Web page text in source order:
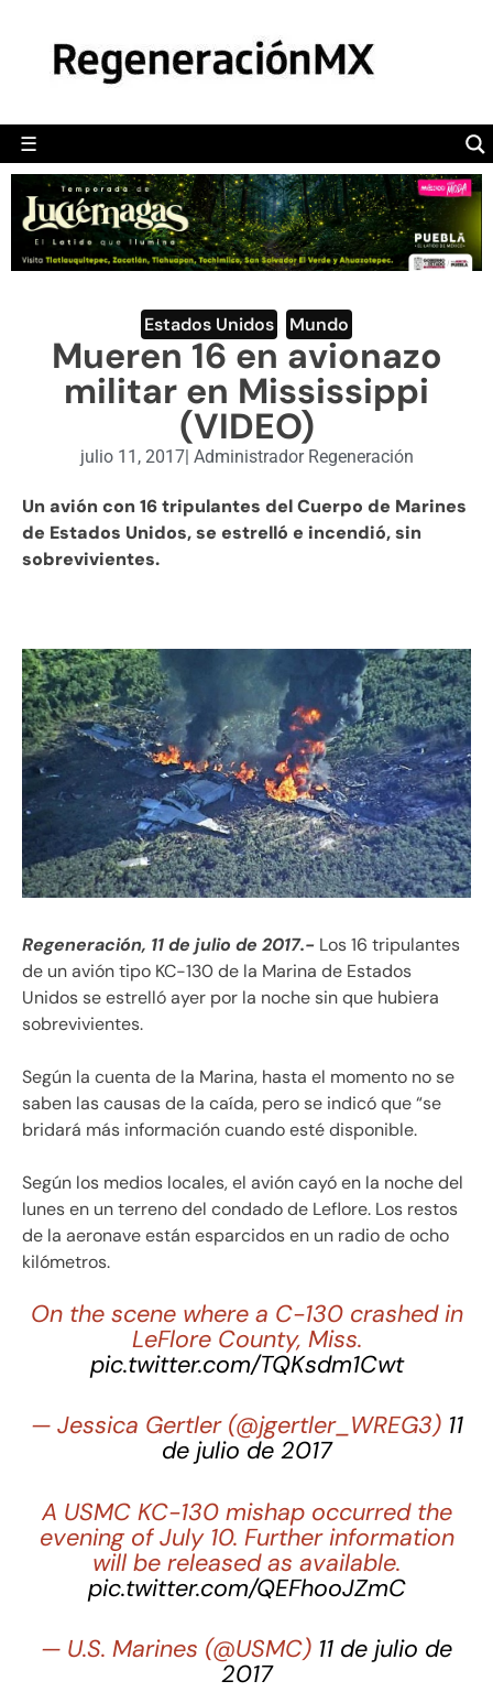
☰
POLÍTICA
CAMALEÓN
OPINIÓN
DEPORTES
ENGLISH SECTION
VIDEOS
Estados Unidos Mundo
Mueren 16 en avionazo
militar en Mississippi
(VIDEO)
julio 11, 2017| Administrador Regeneración
Un avión con 16 tripulantes del Cuerpo de Marines
de Estados Unidos, se estrelló e incendió, sin
sobrevivientes.
Regeneración, 11 de julio de 2017.- Los 16 tripulantes
de un avión tipo KC-130 de la Marina de Estados
Unidos se estrelló ayer por la noche sin que hubiera
sobrevivientes.
Según la cuenta de la Marina, hasta el momento no se
saben las causas de la caída, pero se indicó que “se
bridará más información cuando esté disponible.
Según los medios locales, el avión cayó en la noche del
lunes en un terreno del condado de Leflore. Los restos
de la aeronave están esparcidos en un radio de ocho
kilómetros.
On the scene where a C-130 crashed in
LeFlore County, Miss.
pic.twitter.com/TQKsdm1Cwt
— Jessica Gertler (@jgertler_WREG3) 11
de julio de 2017
A USMC KC-130 mishap occurred the
evening of July 10. Further information
will be released as available.
pic.twitter.com/QEFhooJZmC
— U.S. Marines (@USMC) 11 de julio de
2017